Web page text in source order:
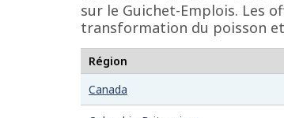
sur le Guichet-Emplois. Les
transformation du poisson
Région
Canada
i
l
s
d
e